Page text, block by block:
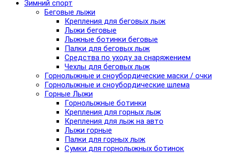
Зимний спорт
Беговые лыжи
Крепления для беговых лыж
Лыжи беговые
Лыжные ботинки беговые
Палки для беговых лыж
Средства по уходу за снаряжением
Чехлы для беговых лыж
Горнолыжные и сноубордические маски / очки
Горнолыжные и сноубордические шлема
Горные Лыжи
Горнолыжные ботинки
Крепления для горных лыж
Крепления для лыж на авто
Лыжи горные
Палки для горных лыж
Сумки для горнолыжных ботинок